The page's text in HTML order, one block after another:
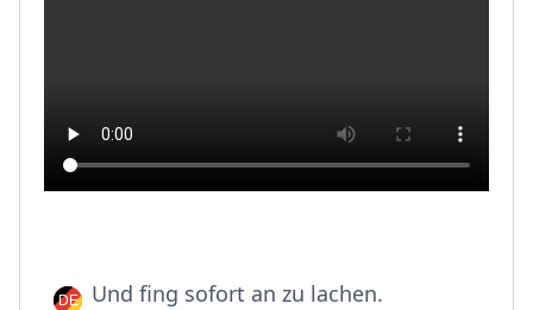
Und fing sofort an zu lachen.